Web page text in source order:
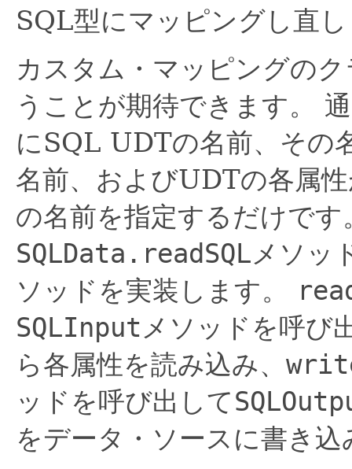
SQL型にマッピングし直
カスタム・マッピングの
うことが期待できます。
にSQL UDTの名前、その
名前、およびUDTの各属
の名前を指定するだけです
SQLData.readSQLメソッ
ソッドを実装します。
SQLInput メソッドを呼び
ら各属性を読み込み、
ッドを呼び出して
をデータ・ソースに書き込